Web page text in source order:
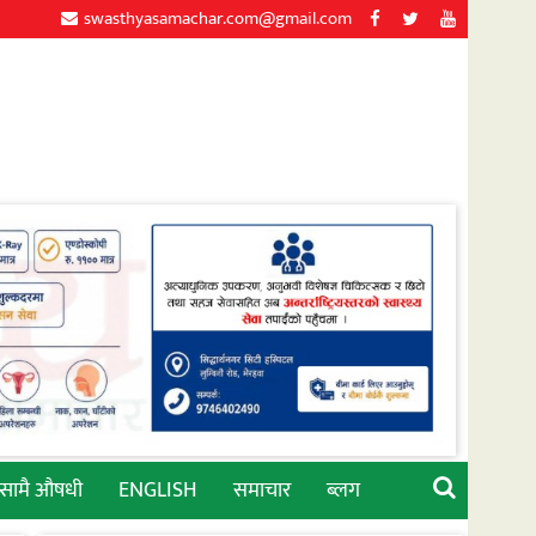
swasthyasamachar.com@gmail.com
औषधी ENGLISH समाचार ब्लग